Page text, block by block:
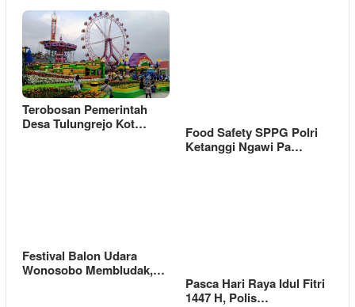
Terobosan Pemerintah
Desa Tulungrejo Kot…
Food Safety SPPG Polri
Ketanggi Ngawi Pa…
Festival Balon Udara
Wonosobo Membludak,…
Pasca Hari Raya Idul Fitri
1447 H, Polis…